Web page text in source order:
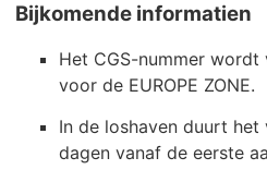
Bijkomende informatien
Het CGS-nummer
voor de EUROPE ZONE.
In de loshaven duurt
dagen vanaf de eerste